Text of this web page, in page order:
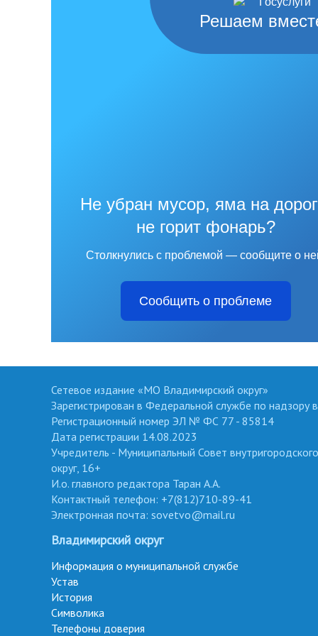
Решаем
Не убран мусор, яма на
не горит фонарь?
Столкнулись с проблемой — сообщите о
Сообщить о проблеме
Сетевое издание «МО Владимирский округ»
Зарегистрирован в Федеральной службе по
Регистрационный номер ЭЛ № ФС 77 - 85814
Дата регистрации 14.08.2023
Учредитель - Муниципальный Совет
округ, 16+
И.о. главного редактора Таран А.А.
Контактный телефон: +7(812)710-89-41
Электронная почта: sovetvo@mail.ru
Владимирский округ
Информация о муниципальной службе
Устав
История
Символика
Телефоны доверия